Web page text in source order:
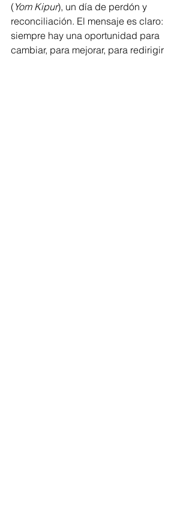
(Yom Kipur), un día de perdón y
reconciliación. El mensaje es claro:
siempre hay una oportunidad para
cambiar, para mejorar, para redirigir